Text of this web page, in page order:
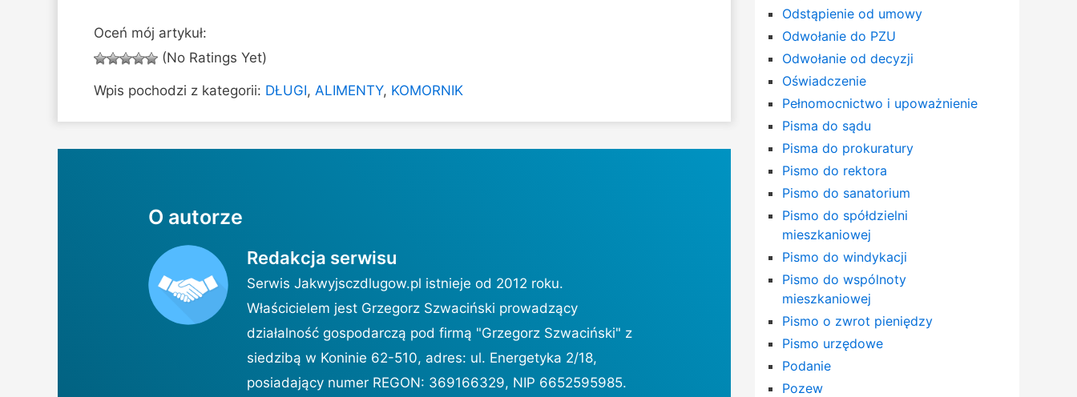
Oceń mój artykuł:
(No Ratings Yet)
Wpis pochodzi z kategorii: DŁUGI,ALIMENTY, KOMORNIK
O autorze
Redakcja serwisu
Serwis Jakwyjsczdlugow.pl istnieje od 2012 roku.
Właścicielem jest Grzegorz Szwaciński prowadzący
działalność gospodarczą pod firmą "Grzegorz Szwaciński" z
siedzibą w Koninie 62-510, adres: ul. Energetyka 2/18,
posiadający numer REGON: 369166329, NIP 6652595985.
Odstąpienie od umowy
Odwołanie do PZU
Odwołanie od decyzji
Oświadczenie
Pełnomocnictwo i upoważnienie
Pisma do sądu
Pisma do prokuratury
Pismo do rektora
Pismo do sanatorium
Pismo do spółdzielni
mieszkaniowej
Pismo do windykacji
Pismo do wspólnoty
mieszkaniowej
Pismo o zwrot pieniędzy
Pismo urzędowe
Podanie
Pozew